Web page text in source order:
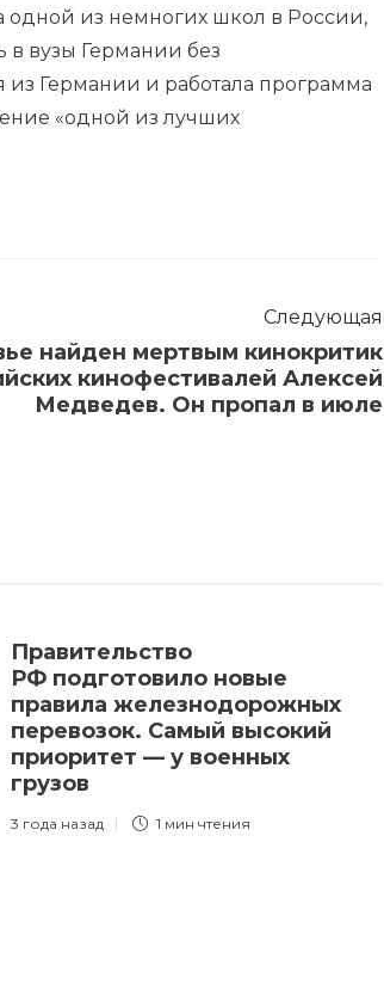
из немногих школ в России,
вузы Германии без
из Германии и работала программа
«одной из лучших
Следующая
найден мертвым кинокритик
кинофестивалей Алексей
Медведев. Он пропал в июле
Правительство
РФ подготовило новые
правила железнодорожных
перевозок. Самый высокий
приоритет — у военных
грузов
3 года назад 1 мин чтения